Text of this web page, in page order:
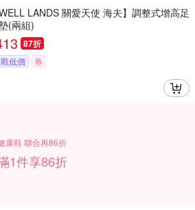
WELL LANDS 關愛天使 海夫】調整式增高足
(兩組)
87折
低價 券
康鞋 聯合再86折
1件享86折